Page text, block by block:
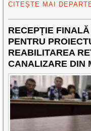
CITEȘTE MAI
RECEPȚIE
PENTRU
REABILITAREA
CANALIZARE DIN